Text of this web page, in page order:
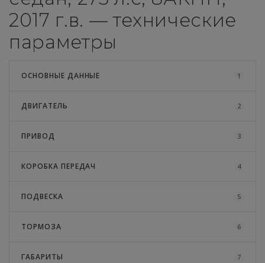
2017 г.в. — технические
параметры
ОСНОВНЫЕ ДАННЫЕ 1
ДВИГАТЕЛЬ 2
ПРИВОД 3
КОРОБКА ПЕРЕДАЧ 4
ПОДВЕСКА 5
ТОРМОЗА 6
ГАБАРИТЫ 7